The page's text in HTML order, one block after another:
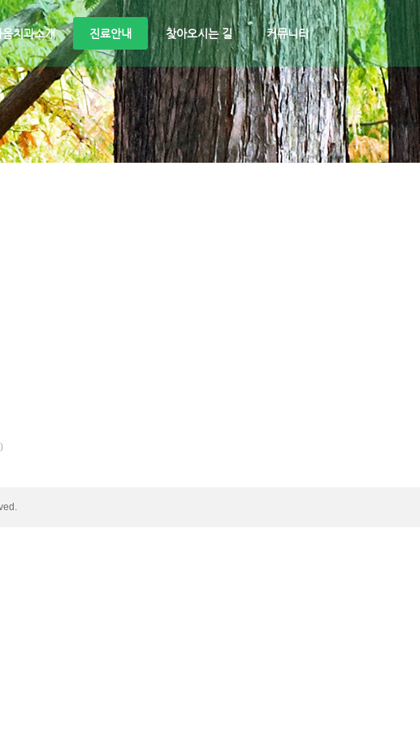
음치과소개 진료안내 찾아오시는 길 커뮤니티